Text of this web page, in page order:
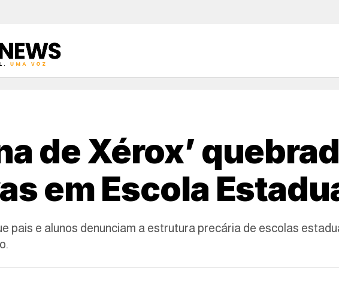
de Xérox’
em Escola
pais e alunos denunciam a estrutura precária de escolas